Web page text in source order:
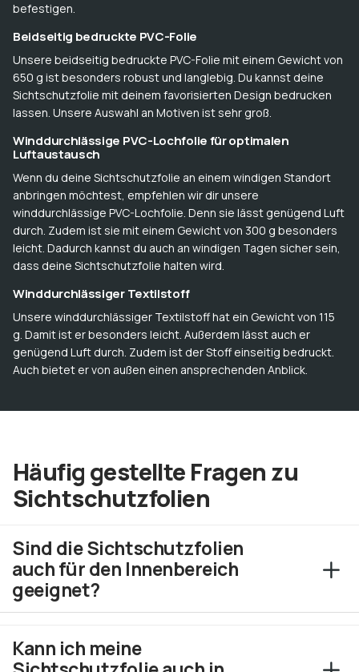
befestigen.
Beidseitig bedruckte PVC-Folie
Unsere beidseitig bedruckte PVC-Folie mit einem Gewicht von
650 g ist besonders robust und langlebig. Du kannst deine
Sichtschutzfolie mit deinem favorisierten Design bedrucken
lassen. Unsere Auswahl an Motiven ist sehr groß.
Winddurchlässige PVC-Lochfolie für optimalen
Luftaustausch
Wenn du deine Sichtschutzfolie an einem windigen Standort
anbringen möchtest, empfehlen wir dir unsere
winddurchlässige PVC-Lochfolie. Denn sie lässt genügend Luft
durch. Zudem ist sie mit einem Gewicht von 300 g besonders
leicht. Dadurch kannst du auch an windigen Tagen sicher sein,
dass deine Sichtschutzfolie halten wird.
Winddurchlässiger Textilstoff
Unsere winddurchlässiger Textilstoff hat ein Gewicht von 115
g. Damit ist er besonders leicht. Außerdem lässt auch er
genügend Luft durch. Zudem ist der Stoff einseitig bedruckt.
Auch bietet er von außen einen ansprechenden Anblick.
Häufig gestellte Fragen zu
Sichtschutzfolien
Sind die Sichtschutzfolien
auch für den Innenbereich
geeignet?
Kann ich meine